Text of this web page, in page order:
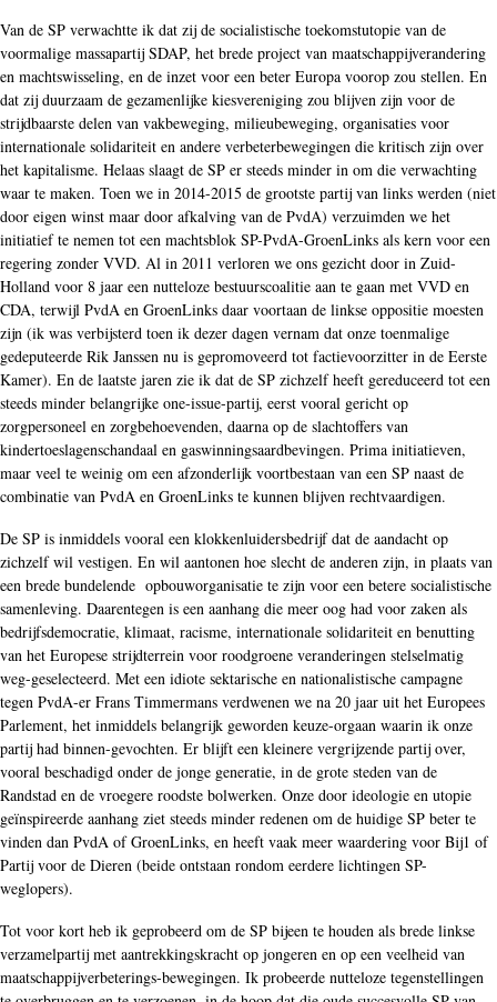
Van de SP verwachtte ik dat zij de socialistische toekomstutopie van de
voormalige massapartij SDAP, het brede project van maatschappijverandering
en machtswisseling, en de inzet voor een beter Europa voorop zou stellen. En
dat zij duurzaam de gezamenlijke kiesvereniging zou blijven zijn voor de
strijdbaarste delen van vakbeweging, milieubeweging, organisaties voor
internationale solidariteit en andere verbeterbewegingen die kritisch zijn over
het kapitalisme. Helaas slaagt de SP er steeds minder in om die verwachting
waar te maken. Toen we in 2014-2015 de grootste partij van links werden (niet
door eigen winst maar door afkalving van de PvdA) verzuimden we het
initiatief te nemen tot een machtsblok SP-PvdA-GroenLinks als kern voor een
regering zonder VVD. Al in 2011 verloren we ons gezicht door in Zuid-
Holland voor 8 jaar een nutteloze bestuurscoalitie aan te gaan met VVD en
CDA, terwijl PvdA en GroenLinks daar voortaan de linkse oppositie moesten
zijn (ik was verbijsterd toen ik dezer dagen vernam dat onze toenmalige
gedeputeerde Rik Janssen nu is gepromoveerd tot factievoorzitter in de Eerste
Kamer). En de laatste jaren zie ik dat de SP zichzelf heeft gereduceerd tot een
steeds minder belangrijke one-issue-partij, eerst vooral gericht op
zorgpersoneel en zorgbehoevenden, daarna op de slachtoffers van
kindertoeslagenschandaal en gaswinningsaardbevingen. Prima initiatieven,
maar veel te weinig om een afzonderlijk voortbestaan van een SP naast de
combinatie van PvdA en GroenLinks te kunnen blijven rechtvaardigen.
De SP is inmiddels vooral een klokkenluidersbedrijf dat de aandacht op
zichzelf wil vestigen. En wil aantonen hoe slecht de anderen zijn, in plaats van
een brede bundelende opbouworganisatie te zijn voor een betere socialistische
samenleving. Daarentegen is een aanhang die meer oog had voor zaken als
bedrijfsdemocratie, klimaat, racisme, internationale solidariteit en benutting
van het Europese strijdterrein voor roodgroene veranderingen stelselmatig
weg-geselecteerd. Met een idiote sektarische en nationalistische campagne
tegen PvdA-er Frans Timmermans verdwenen we na 20 jaar uit het Europees
Parlement, het inmiddels belangrijk geworden keuze-orgaan waarin ik onze
partij had binnen-gevochten. Er blijft een kleinere vergrijzende partij over,
vooral beschadigd onder de jonge generatie, in de grote steden van de
Randstad en de vroegere roodste bolwerken. Onze door ideologie en utopie
geïnspireerde aanhang ziet steeds minder redenen om de huidige SP beter te
vinden dan PvdA of GroenLinks, en heeft vaak meer waardering voor Bij1 of
Partij voor de Dieren (beide ontstaan rondom eerdere lichtingen SP-
weglopers).
Tot voor kort heb ik geprobeerd om de SP bijeen te houden als brede linkse
verzamelpartij met aantrekkingskracht op jongeren en op een veelheid van
maatschappijverbeterings-bewegingen. Ik probeerde nutteloze tegenstellingen